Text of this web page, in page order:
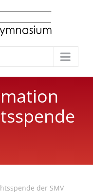
der SMV